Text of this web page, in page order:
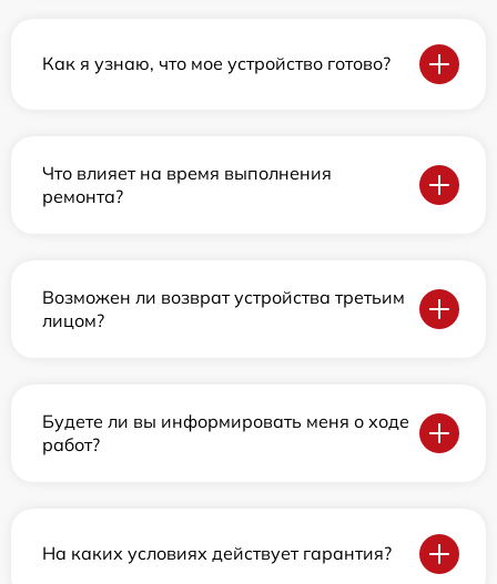
Как я узнаю, что мое устройство готово?
Что влияет на время выполнения
ремонта?
Возможен ли возврат устройства третьим
лицом?
Будете ли вы информировать меня о ходе
работ?
На каких условиях действует гарантия?